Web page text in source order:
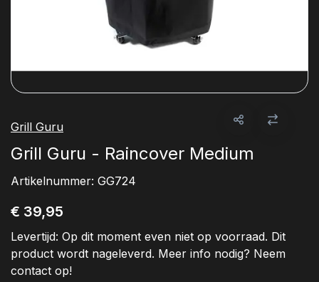
Grill Guru
Grill Guru - Raincover Medium
Artikelnummer: GG724
€ 39,95
Levertijd: Op dit moment even niet op voorraad. Dit
product wordt nageleverd. Meer info nodig? Neem
contact op!